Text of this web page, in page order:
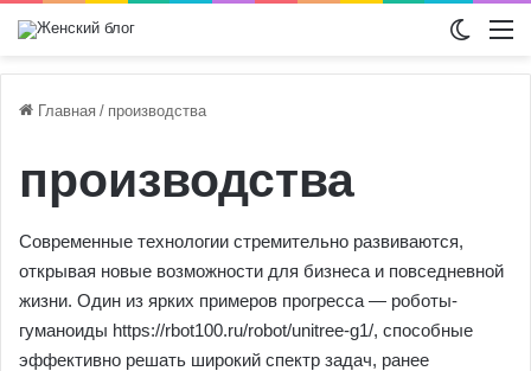
Главная / производства
производства
Современные технологии стремительно развиваются,
открывая новые возможности для бизнеса и повседневной
жизни. Один из ярких примеров прогресса — роботы-
гуманоиды https://rbot100.ru/robot/unitree-g1/, способные
эффективно решать широкий спектр задач, ранее